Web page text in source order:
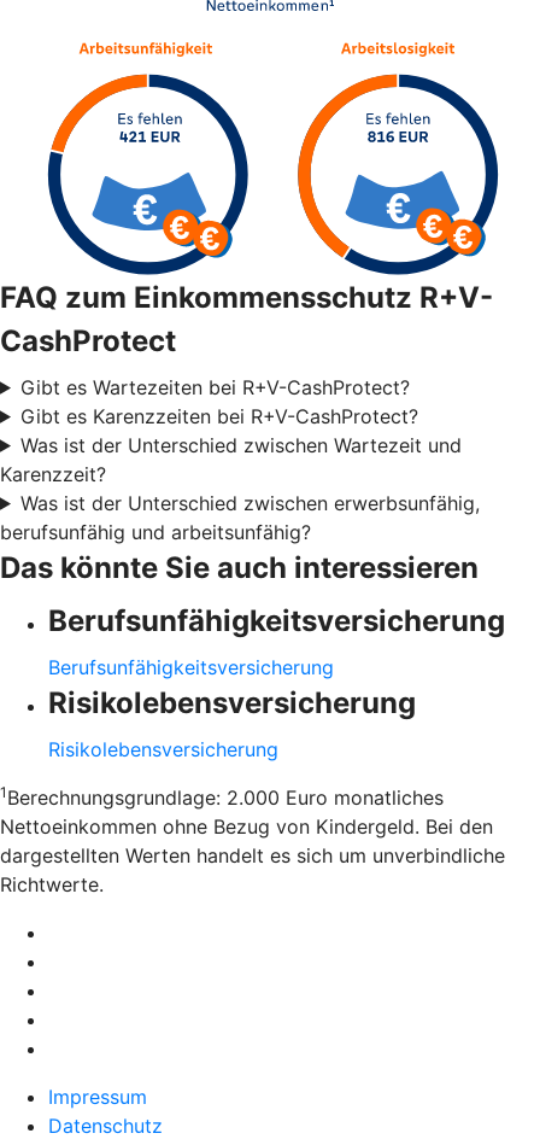
FAQ zum Einkommensschutz R+V-
CashProtect
Gibt es Wartezeiten bei R+V-CashProtect?
Gibt es Karenzzeiten bei R+V-CashProtect?
Was ist der Unterschied zwischen Wartezeit und
Karenzzeit?
Was ist der Unterschied zwischen erwerbsunfähig,
berufsunfähig und arbeitsunfähig?
Das könnte Sie auch interessieren
Berufsunfähigkeitsversicherung
Berufsunfähigkeitsversicherung
Risikolebensversicherung
Risikolebensversicherung
1 Berechnungsgrundlage: 2.000 Euro monatliches
Nettoeinkommen ohne Bezug von Kindergeld. Bei den
dargestellten Werten handelt es sich um unverbindliche
Richtwerte.
Impressum
Datenschutz